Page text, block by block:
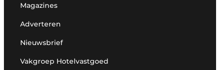
Magazines
Adverteren
Nieuwsbrief
Vakgroep Hotelvastgoed